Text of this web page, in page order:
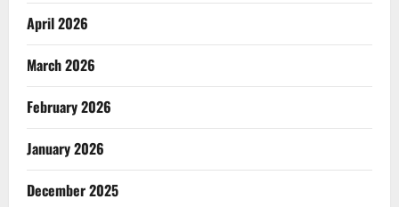
April 2026
March 2026
February 2026
January 2026
December 2025